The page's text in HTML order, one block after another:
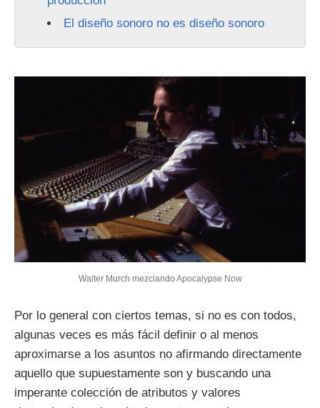
El diseño sonoro no es diseño sonoro
Walter Murch mezclando Apocalypse Now
Por lo general con ciertos temas, si no es con todos,
algunas veces es más fácil definir o al menos
aproximarse a los asuntos no afirmando directamente
aquello que supuestamente son y buscando una
imperante colección de atributos y valores